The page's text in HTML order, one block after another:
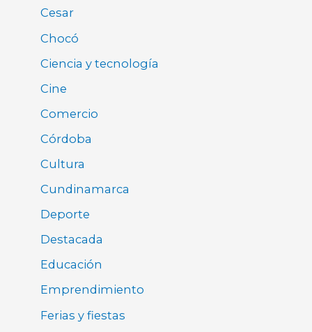
Cesar
Chocó
Ciencia y tecnología
Cine
Comercio
Córdoba
Cultura
Cundinamarca
Deporte
Destacada
Educación
Emprendimiento
Ferias y fiestas